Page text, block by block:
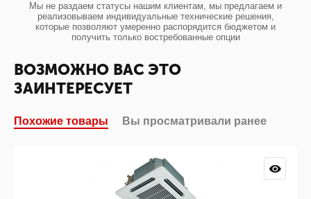
Мы не раздаем статусы нашим клиентам, мы предлагаем и
реализовываем индивидуальные технические решения,
которые позволяют умеренно распорядится бюджетом и
получить только востребованные опции
ВОЗМОЖНО ВАС ЭТО
ЗАИНТЕРЕСУЕТ
Похожие товары Вы просматривали ранее